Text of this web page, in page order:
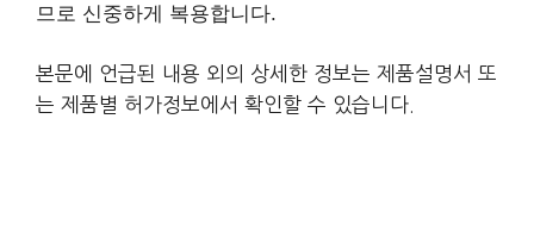
므로 신중하게 복용합니다.
본문에 언급된 내용 외의 상세한 정보는 제품설명서 또
는 제품별 허가정보에서 확인할 수 있습니다.